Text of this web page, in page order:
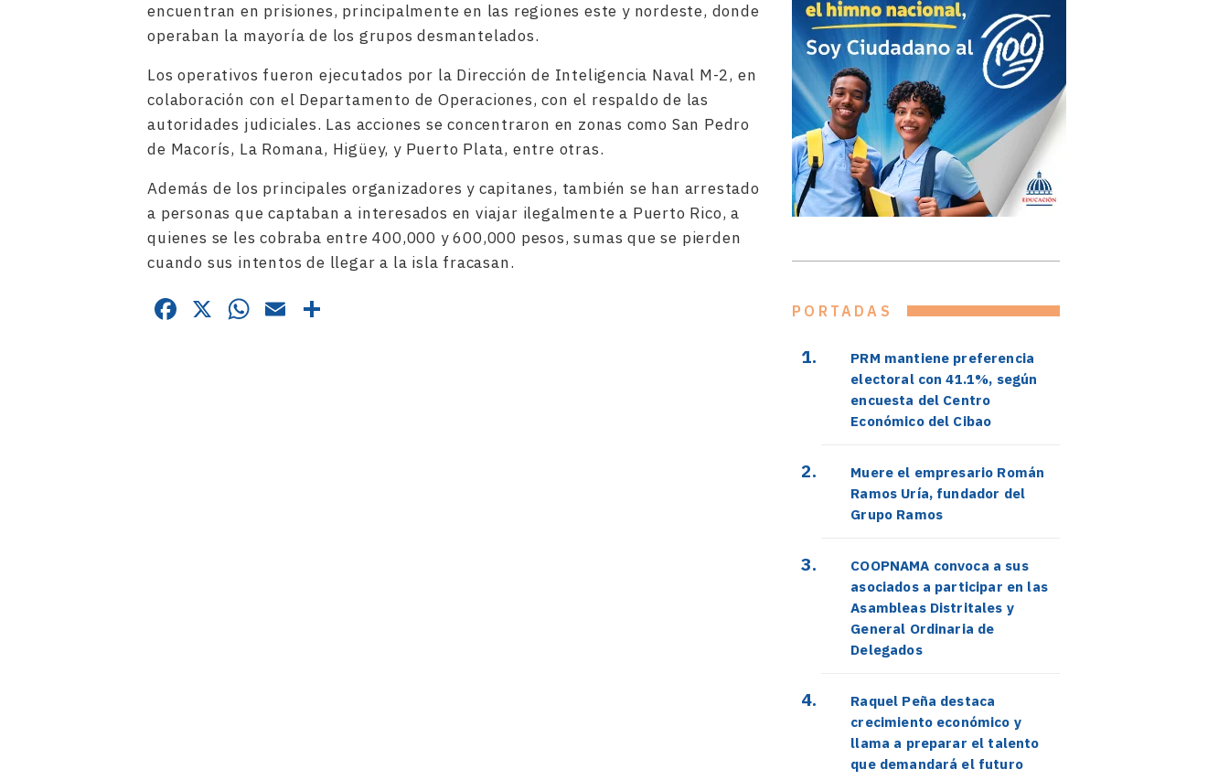
encuentran en prisiones, principalmente en las regiones este y nordeste, donde
operaban la mayoría de los grupos desmantelados.
Los operativos fueron ejecutados por la Dirección de Inteligencia Naval M-2, en
colaboración con el Departamento de Operaciones, con el respaldo de las
autoridades judiciales. Las acciones se concentraron en zonas como San Pedro
de Macorís, La Romana, Higüey, y Puerto Plata, entre otras.
Además de los principales organizadores y capitanes, también se han arrestado
a personas que captaban a interesados en viajar ilegalmente a Puerto Rico, a
quienes se les cobraba entre 400,000 y 600,000 pesos, sumas que se pierden
cuando sus intentos de llegar a la isla fracasan.
Facebook
X WhatsApp
Email PORTADAS
PRM mantiene preferencia
electoral con 41.1%, según
encuesta del Centro
Económico del Cibao
Muere el empresario Román
Ramos Uría, fundador del
Grupo Ramos
COOPNAMA convoca a sus
asociados a participar en las
Asambleas Distritales y
General Ordinaria de
Delegados
Raquel Peña destaca
crecimiento económico y
llama a preparar el talento
que demandará el futuro